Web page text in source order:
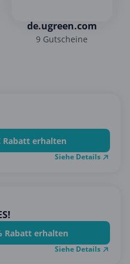
de.ugreen.com
9 Gutscheine
Rabatt erhalten
Siehe Details
Rabatt erhalten
Siehe Details